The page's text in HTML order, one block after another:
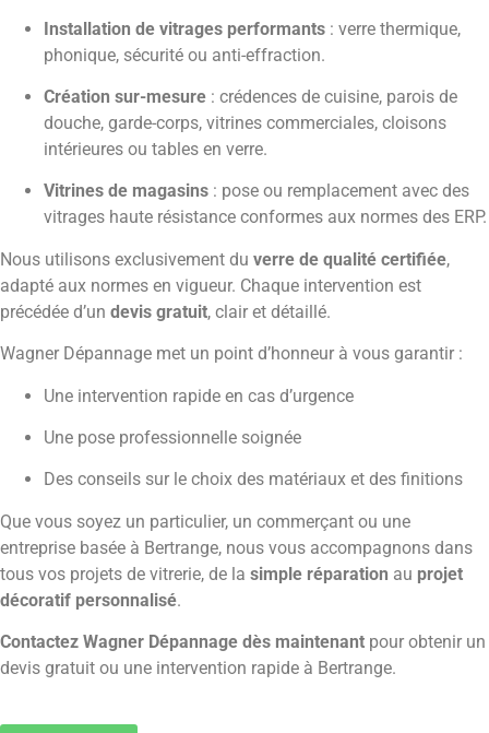
Installation de vitrages performants : verre thermique,
phonique, sécurité ou anti-effraction.
Création sur-mesure : crédences de cuisine, parois de
douche, garde-corps, vitrines commerciales, cloisons
intérieures ou tables en verre.
Vitrines de magasins : pose ou remplacement avec des
vitrages haute résistance conformes aux normes des ERP.
Nous utilisons exclusivement du verre de qualité certifiée,
adapté aux normes en vigueur. Chaque intervention est
précédée d’un devis gratuit, clair et détaillé.
Wagner Dépannage met un point d’honneur à vous garantir :
Une intervention rapide en cas d’urgence
Une pose professionnelle soignée
Des conseils sur le choix des matériaux et des finitions
Que vous soyez un particulier, un commerçant ou une
entreprise basée à Bertrange, nous vous accompagnons dans
tous vos projets de vitrerie, de la simple réparation au projet
décoratif personnalisé.
Contactez Wagner Dépannage dès maintenant pour obtenir un
devis gratuit ou une intervention rapide à Bertrange.